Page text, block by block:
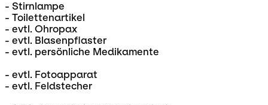
- Stirnlampe
- Toilettenartikel
- evtl. Ohropax
- evtl. Blasenpflaster
- evtl. persönliche Medikamente
- evtl. Fotoapparat
- evtl. Feldstecher